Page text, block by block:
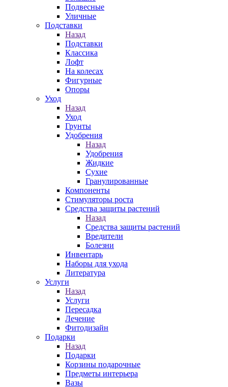
Подвесные
Уличные
Подставки
Назад
Подставки
Классика
Лофт
На колесах
Фигурные
Опоры
Уход
Назад
Уход
Грунты
Удобрения
Назад
Удобрения
Жидкие
Сухие
Гранулированные
Компоненты
Стимуляторы роста
Средства защиты растений
Назад
Средства защиты растений
Вредители
Болезни
Инвентарь
Наборы для ухода
Литература
Услуги
Назад
Услуги
Пересадка
Лечение
Фитодизайн
Подарки
Назад
Подарки
Корзины подарочные
Предметы интерьера
Вазы